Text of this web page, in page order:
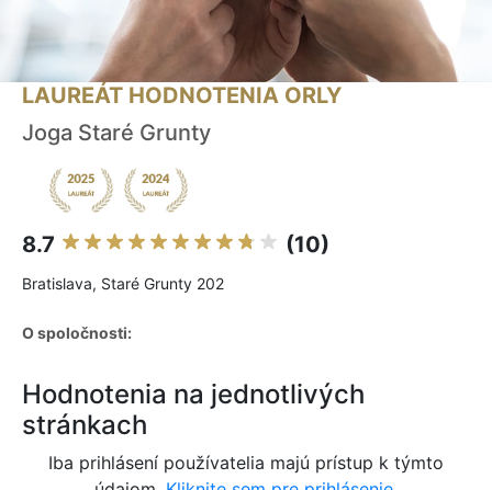
LAUREÁT HODNOTENIA ORLY
Joga Staré Grunty
8.7 (10)
Bratislava, Staré Grunty 202
O spoločnosti:
Hodnotenia na jednotlivých
stránkach
Iba prihlásení používatelia majú prístup k týmto